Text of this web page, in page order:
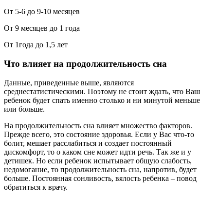
От 5-6 до 9-10 месяцев
От 9 месяцев до 1 года
От 1года до 1,5 лет
Что влияет на продолжительность сна
Данные, приведенные выше, являются
среднестатистическими. Поэтому не стоит ждать, что Ваш
ребенок будет спать именно столько и ни минутой меньше
или больше.
На продолжительность сна влияет множество факторов.
Прежде всего, это состояние здоровья. Если у Вас что-то
болит, мешает расслабиться и создает постоянный
дискомфорт, то о каком сне может идти речь. Так же и у
детишек. Но если ребенок испытывает общую слабость,
недомогание, то продолжительность сна, напротив, будет
больше. Постоянная сонливость, вялость ребенка – повод
обратиться к врачу.